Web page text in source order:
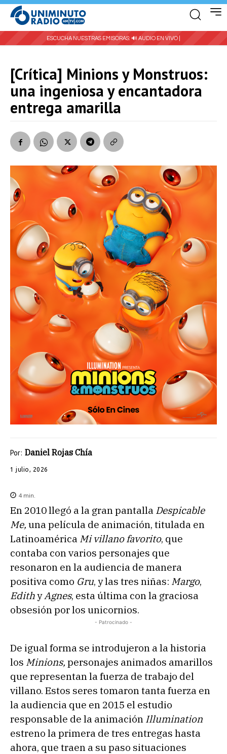
ESCUCHA NUESTRAS EMISORAS: 🔊 AUDIO EN VIVO |
[Crítica] Minions y Monstruos:
una ingeniosa y encantadora
entrega amarilla
Por: Daniel Rojas Chía
1 julio, 2026
4 min.
En 2010 llegó a la gran pantalla Despicable
Me, una película de animación, titulada en
Latinoamérica Mi villano favorito, que
contaba con varios personajes que
resonaron en la audiencia de manera
positiva como Gru, y las tres niñas: Margo,
EdithyAgnes, esta última con la graciosa
obsesión por los unicornios.
- Patrocinado -
De igual forma se introdujeron a la historia
los Minions, personajes animados amarillos
que representan la fuerza de trabajo del
villano. Estos seres tomaron tanta fuerza en
la audiencia que en 2015 el estudio
responsable de la animación Illumination
estreno la primera de tres entregas hasta
ahora, que traen a su paso situaciones